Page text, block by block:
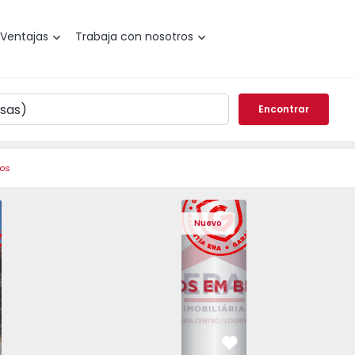
Ventajas Trabaja con nosotros
Encontrar
Nuevo
Dúplex T4 Vila Nova de
Favorito